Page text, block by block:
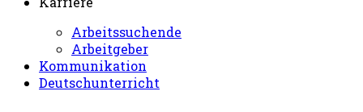
Arbeitssuchende
Arbeitgeber
Kommunikation
Deutschunterricht